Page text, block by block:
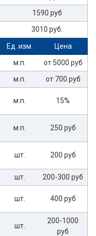
1590 руб
3010 руб.
Ед. изм.
Цена
м.п.
от 5000 руб
м.п.
от 700 руб
м.п. 15%
м.п. 250 руб
шт. 200 руб
шт.
200-300 руб
шт. 400 руб
шт.
200-1000
руб